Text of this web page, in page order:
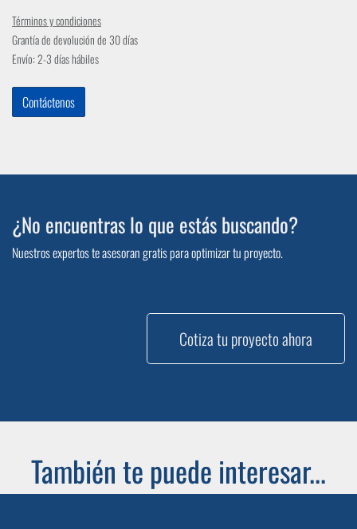
Términos y condiciones
Grantía de devolución de 30 días
Envío: 2-3 días hábiles
Contáctenos
¿No encuentras lo que estás buscando?
Nuestros expertos te asesoran gratis para optimizar tu proyecto.
Cotiza tu proyecto ahora
También te puede interesar...